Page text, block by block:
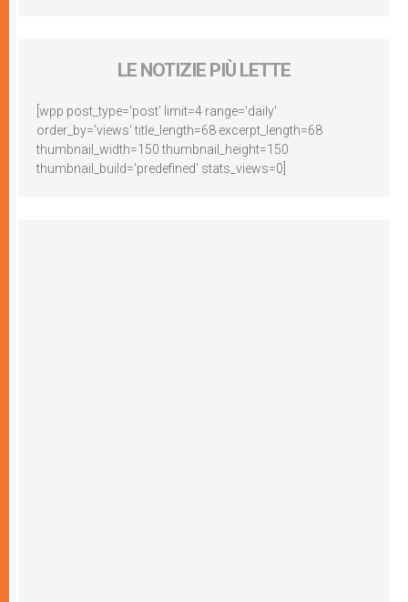
LE NOTIZIE PIÙ LETTE
[wpp post_type='post' limit=4 range='daily'
order_by='views' title_length=68 excerpt_length=68
thumbnail_width=150 thumbnail_height=150
thumbnail_build='predefined' stats_views=0]